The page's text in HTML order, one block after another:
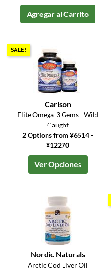
Agregar al Carrito
SALE!
Carlson
Elite Omega-3 Gems - Wild
Caught
2 Options from ¥6514 -
¥12270
Ver Opciones
Nordic Naturals
Arctic Cod Liver Oil